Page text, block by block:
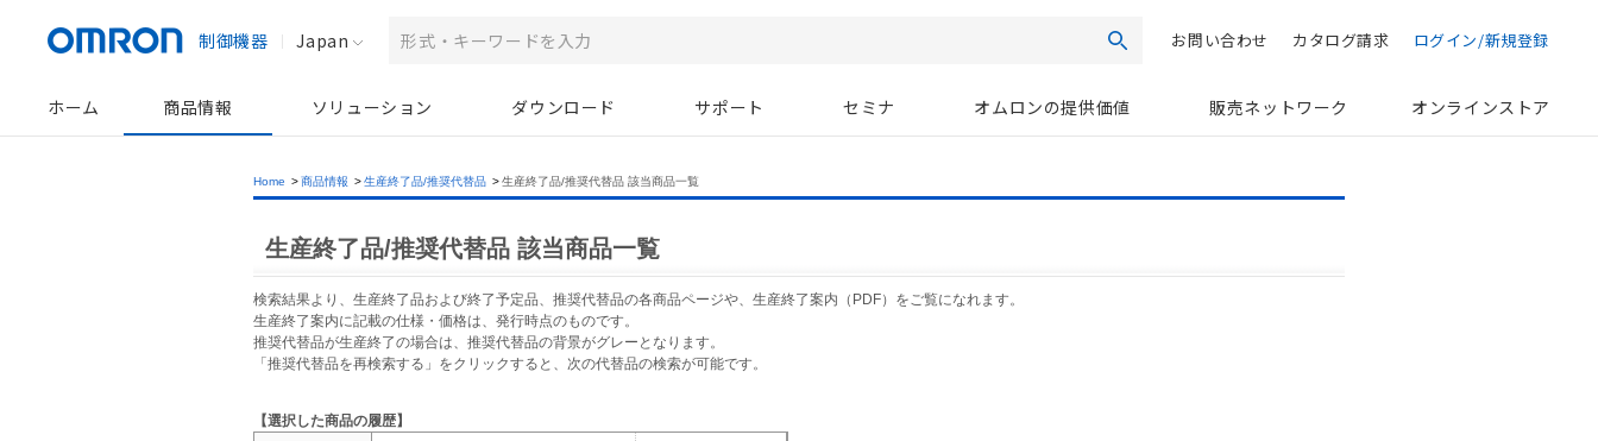
制御機器 Japan 検索お問い合わせ カタログ請求 ログイン/新規登録
ホーム 商品情報 ソリューション ダウンロード サポート セミナ オムロンの提供価値 販売ネットワーク オンラインストア
Home >商品情報 >生産終了品/推奨代替品 >生産終了品/推奨代替品 該当商品一覧
生産終了品/推奨代替品 該当商品一覧
検索結果より、生産終了品および終了予定品、推奨代替品の各商品ページや、生産終了案内（PDF）をご覧になれます。
生産終了案内に記載の仕様・価格は、発行時点のものです。
推奨代替品が生産終了の場合は、推奨代替品の背景がグレーとなります。
「推奨代替品を再検索する」をクリックすると、次の代替品の検索が可能です。
【選択した商品の履歴】